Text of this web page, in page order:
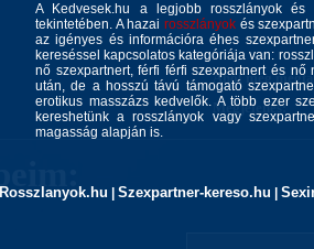
A Kedvesek.hu a legjobb rosszlányok és
tekintetében. A hazairosszlányok és
az igényes és információra éhes
kereséssel kapcsolatos kategóriája van:
nő szexpartnert, férfi férfi szexpartnert és
után, de a hosszú távú támogató
erotikus masszázs kedvelők. A több ezer
kereshetünk a rosszlányok vagy
magasság alapján is.
Rosszlanyok.hu Szexpartner-kereso.hu
Ahol még
Megjelenés: